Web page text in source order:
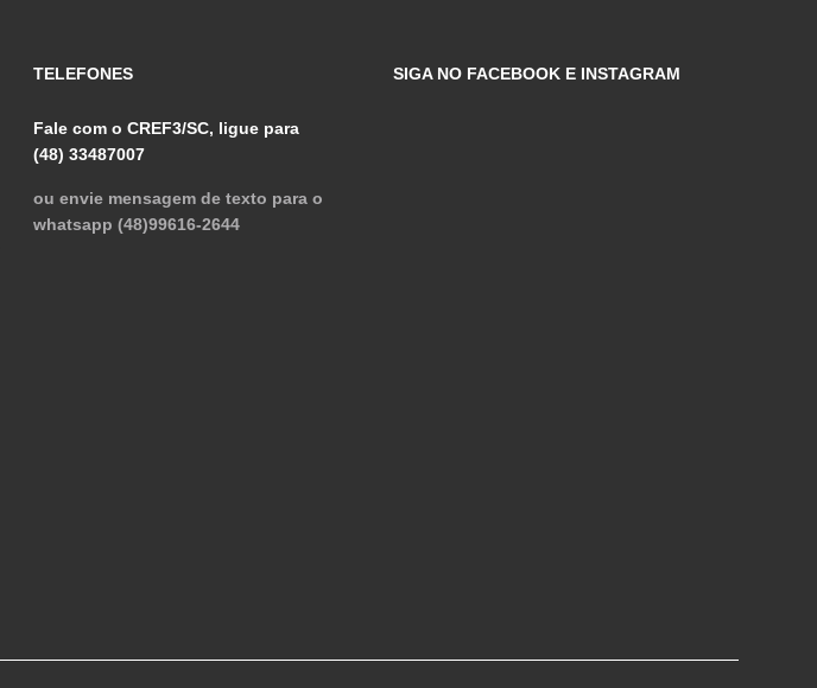
TELEFONES
Fale com o CREF3/SC, ligue para
(48) 33487007
ou envie mensagem de texto para o
whatsapp (48)99616-2644
SIGA NO FACEBOOK E INSTAGRAM